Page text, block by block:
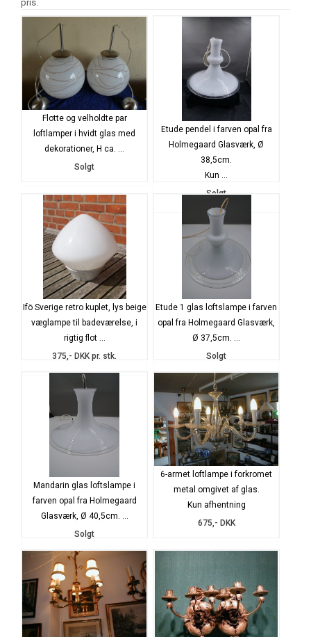
pris.
Flotte og velholdte par
loftlamper i hvidt glas med
dekorationer, H ca. ...
Solgt
Etude pendel i farven opal fra
Holmegaard Glasværk, Ø
38,5cm.
Kun ...
Solgt
Ifö Sverige retro kuplet, lys beige
væglampe til badeværelse, i
rigtig flot ...
375,- DKK pr. stk.
Etude 1 glas loftslampe i farven
opal fra Holmegaard Glasværk,
Ø 37,5cm. ...
Solgt
Mandarin glas loftslampe i
farven opal fra Holmegaard
Glasværk, Ø 40,5cm. ...
Solgt
6-armet loftlampe i forkromet
metal omgivet af glas.
Kun afhentning
675,- DKK